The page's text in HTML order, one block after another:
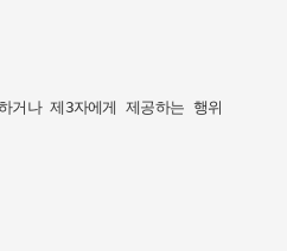
나 제3자에게 제공하는 행위